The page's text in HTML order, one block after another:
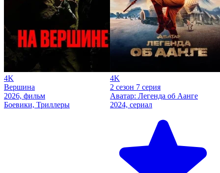
4K
Вершина
2026, фильм
Боевики, Триллеры
4K
2 сезон 7 серия
Аватар: Легенда об Аанге
2024, сериал